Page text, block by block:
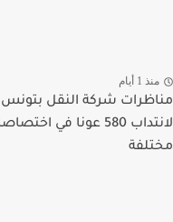
1 أيام
شركة النقل بتونس
لانتداب 580 عونا في اختصاصات